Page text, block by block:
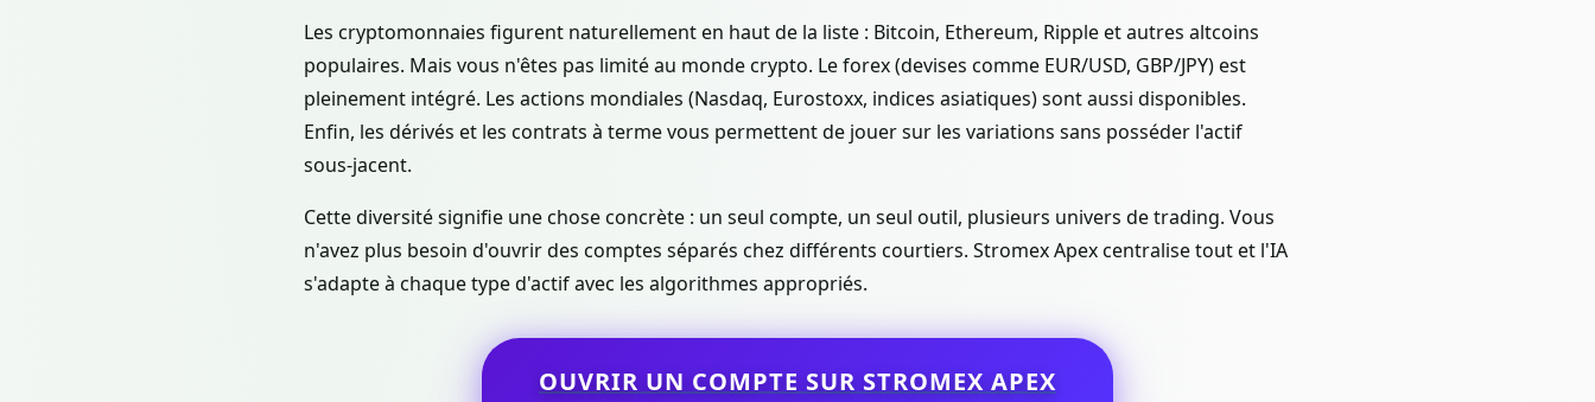
Les cryptomonnaies figurent naturellement en haut de la liste : Bitcoin, Ethereum, Ripple et autres altcoins
populaires. Mais vous n'êtes pas limité au monde crypto. Le forex (devises comme EUR/USD, GBP/JPY) est
pleinement intégré. Les actions mondiales (Nasdaq, Eurostoxx, indices asiatiques) sont aussi disponibles.
Enfin, les dérivés et les contrats à terme vous permettent de jouer sur les variations sans posséder l'actif
sous-jacent.
Cette diversité signifie une chose concrète : un seul compte, un seul outil, plusieurs univers de trading. Vous
n'avez plus besoin d'ouvrir des comptes séparés chez différents courtiers. Stromex Apex centralise tout et l'IA
s'adapte à chaque type d'actif avec les algorithmes appropriés.
OUVRIR UN COMPTE SUR STROMEX APEX